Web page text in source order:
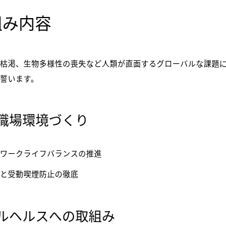
内容
渇、生物多様性の喪失など人類が直面するグローバルな課
います。
場環境づくり
ークライフバランスの推進
受動喫煙防止の徹底
ヘルスへの取組み